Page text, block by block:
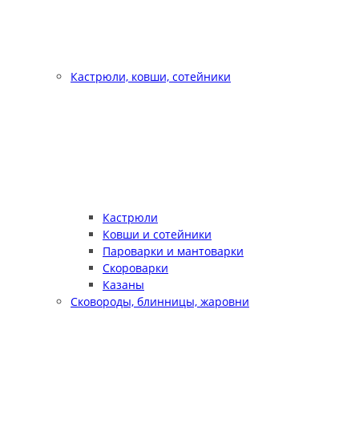
Кастрюли, ковши, сотейники
Кастрюли
Ковши и сотейники
Пароварки и мантоварки
Скороварки
Казаны
Сковороды, блинницы, жаровни